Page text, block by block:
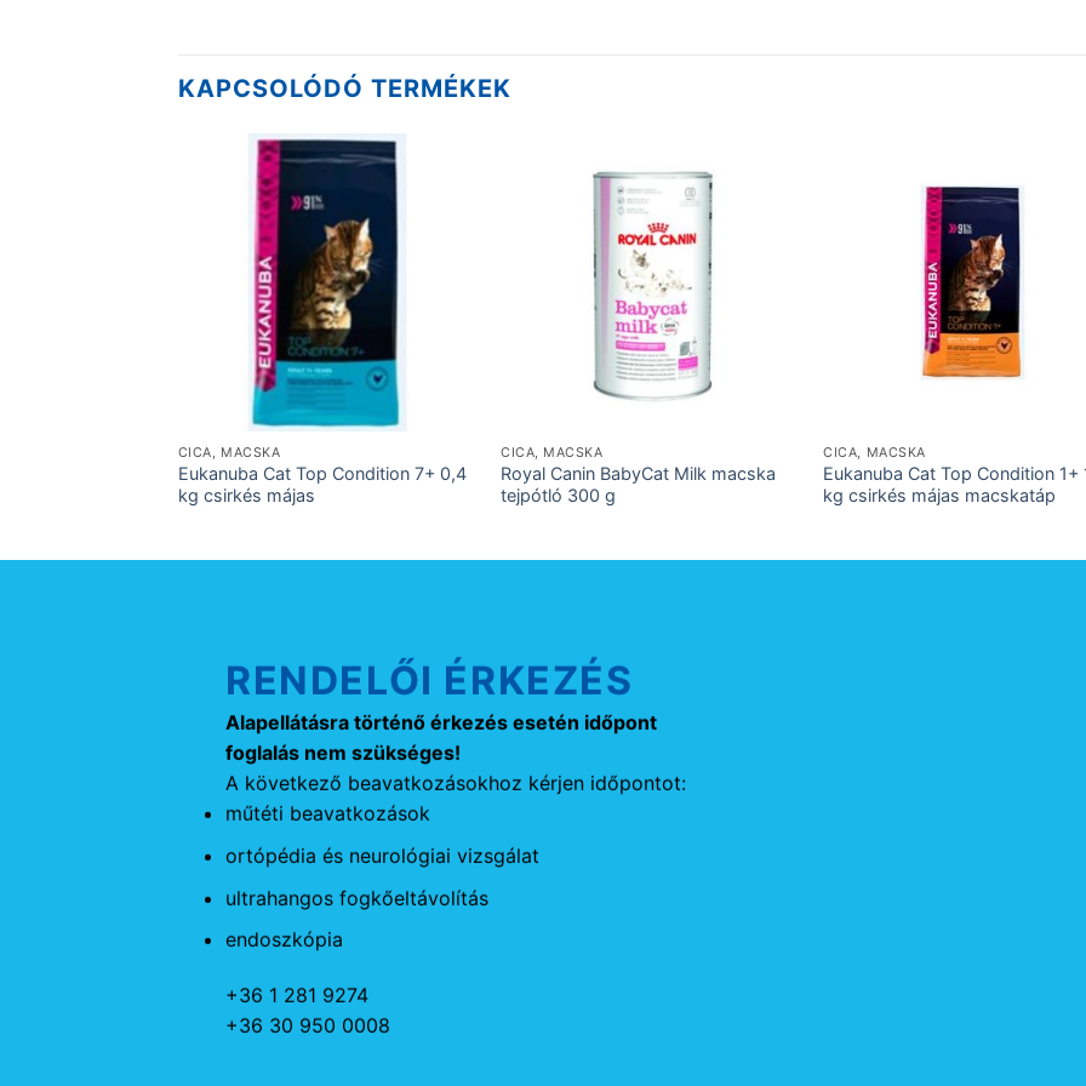
KAPCSOLÓDÓ TERMÉKEK
CICA, MACSKA
Eukanuba Cat Top Condition 7+ 0,4
kg csirkés májas
CICA, MACSKA
Royal Canin BabyCat Milk macska
tejpótló 300 g
CICA, MACSKA
Eukanuba Cat Top Condition 1+
kg csirkés májas macskatáp
RENDELŐI ÉRKEZÉS
Alapellátásra történő érkezés esetén időpont
foglalás nem szükséges!
A következő beavatkozásokhoz kérjen időpontot:
műtéti beavatkozások
ortópédia és neurológiai vizsgálat
ultrahangos fogkőeltávolítás
endoszkópia
+36 1 281 9274
+36 30 950 0008